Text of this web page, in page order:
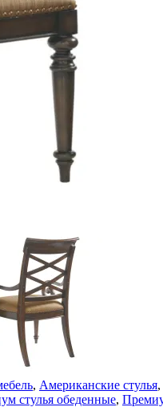
, Американские стулья,
стулья обеденные,